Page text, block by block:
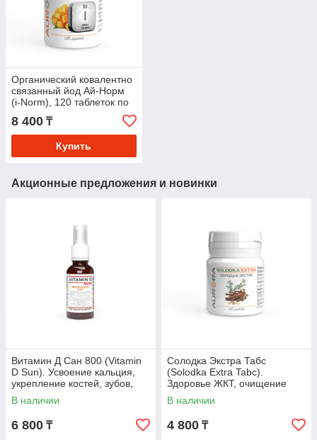
Органический ковалентно
связанный йод Ай-Норм
(i-Norm), 120 таблеток по
8 400 ₸
Купить
Акционные предложения и новинки
Витамин Д Сан 800 (Vitamin
D Sun). Усвоение кальция,
укрепление костей, зубов,
поддержка иммунной,
нервной систем
В наличии
6 800 ₸
Солодка Экстра Табс
(Solodka Extra Tabc).
Здоровье ЖКТ, очищение
бронхов и лимфодренаж
В наличии
4 800 ₸